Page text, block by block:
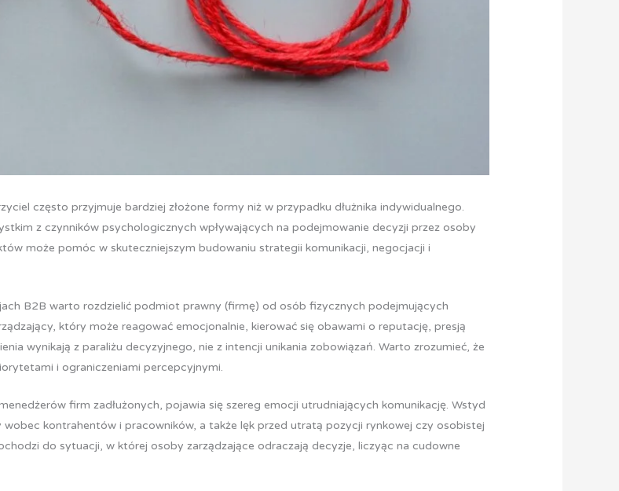
często przyjmuje bardziej złożone formy niż w przypadku dłużnika indywidualnego.
z czynników psychologicznych wpływających na podejmowanie decyzji przez osoby
może pomóc w skuteczniejszym budowaniu strategii komunikacji, negocjacji i
B2B warto rozdzielić podmiot prawny (firmę) od osób fizycznych podejmujących
który może reagować emocjonalnie, kierować się obawami o reputację, presją
wynikają z paraliżu decyzyjnego, nie z intencji unikania zobowiązań. Warto zrozumieć, że
i ograniczeniami percepcyjnymi.
firm zadłużonych, pojawia się szereg emocji utrudniających komunikację. Wstyd
kontrahentów i pracowników, a także lęk przed utratą pozycji rynkowej czy osobistej
do sytuacji, w której osoby zarządzające odraczają decyzje, liczyąc na cudowne